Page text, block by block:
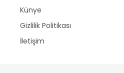
Künye
Gizlilik Politikası
İletişim